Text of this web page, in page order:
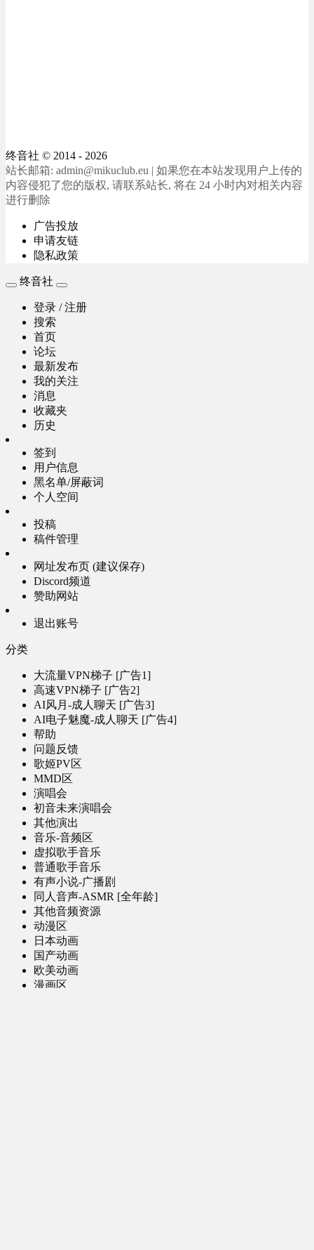
终音社 © 2014 - 2026
站长邮箱: admin@mikuclub.eu | 如果您在本站发现用户上传的
内容侵犯了您的版权, 请联系站长, 将在 24 小时内对相关内容
进行删除
广告投放
申请友链
隐私政策
终音社
登录 / 注册
搜索
首页
论坛
最新发布
我的关注
消息
收藏夹
历史
签到
用户信息
黑名单/屏蔽词
个人空间
投稿
稿件管理
网址发布页 (建议保存)
Discord频道
赞助网站
退出账号
分类
大流量VPN梯子 [广告1]
高速VPN梯子 [广告2]
AI风月-成人聊天 [广告3]
AI电子魅魔-成人聊天 [广告4]
帮助
问题反馈
歌姬PV区
MMD区
演唱会
初音未来演唱会
其他演出
音乐-音频区
虚拟歌手音乐
普通歌手音乐
有声小说-广播剧
同人音声-ASMR [全年龄]
其他音频资源
动漫区
日本动画
国产动画
欧美动画
漫画区